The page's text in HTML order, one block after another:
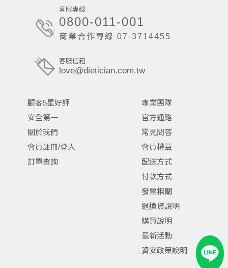
顧客5星好評
安全第一
關於我們
會員註冊/登入
訂單查詢
專業團隊
官方通路
常見問答
會員權益
配送方式
付款方式
發票相關
退換貨說明
購買說明
最新活動
資安政策說明
客服專線
0800-011-001
商業合作專線 07-3714455
客服信箱
love@dietician.com.tw